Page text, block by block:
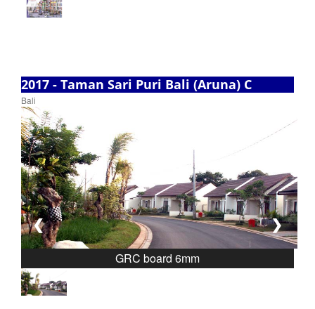
2017 - Taman Sari Puri Bali (Aruna) C
Bali
1 / 1
❮ ❯
GRC board 6mm